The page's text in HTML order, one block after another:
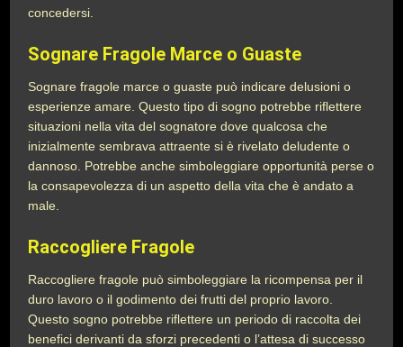
concedersi.
Sognare Fragole Marce o Guaste
Sognare fragole marce o guaste può indicare delusioni o
esperienze amare. Questo tipo di sogno potrebbe riflettere
situazioni nella vita del sognatore dove qualcosa che
inizialmente sembrava attraente si è rivelato deludente o
dannoso. Potrebbe anche simboleggiare opportunità perse o
la consapevolezza di un aspetto della vita che è andato a
male.
Raccogliere Fragole
Raccogliere fragole può simboleggiare la ricompensa per il
duro lavoro o il godimento dei frutti del proprio lavoro.
Questo sogno potrebbe riflettere un periodo di raccolta dei
benefici derivanti da sforzi precedenti o l’attesa di successo